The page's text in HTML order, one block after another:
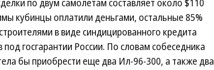
по двум самолетам составляет около $110
кубинцы оплатили деньгами, остальные 85%
в виде синдицированного кредита
госгарантии России. По словам собеседника
бы приобрести еще два Ил-96-300, а также два